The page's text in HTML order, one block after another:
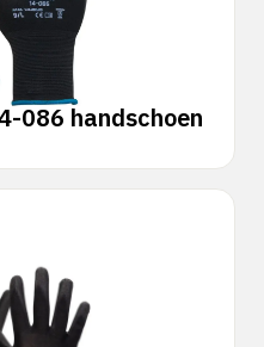
086 handschoen